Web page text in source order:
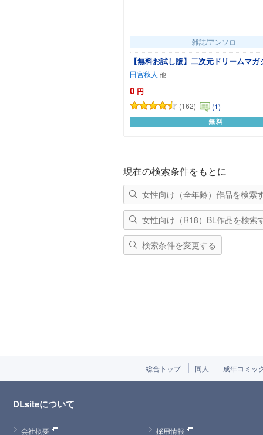
雑誌/アンソロ
【無料お試し版】二次元ドリームマ
田宮秋人
0 円
(162) (1)
無料
カートに追加
現在の検索条件をもとに
女性向け（全年齢）作品を検索
女性向け（R18）BL作品を検索
検索条件を変更する
総合トップ 同人 成年コミッ
DLsiteについて
会社概要 採用情報